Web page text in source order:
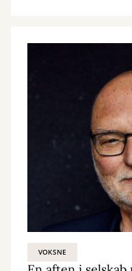
VOKSNE